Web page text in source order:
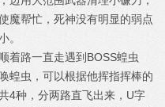
魔帮忙，死神没有明显的弱点
。
着路一直走遇到BOSS蝗虫
蝗虫，可以根据他挥指挥棒的
4种，分两路直飞出来，U字